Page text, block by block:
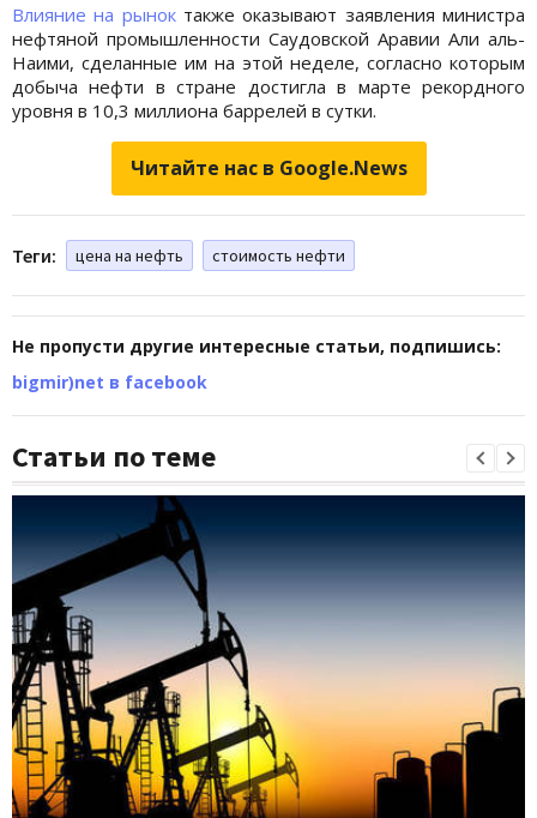
Влияние на рыноктакже оказывают заявления министра
нефтяной промышленности Саудовской Аравии Али аль-
Наими, сделанные им на этой неделе, согласно которым
добыча нефти в стране достигла в марте рекордного
уровня в 10,3 миллиона баррелей в сутки.
Читайте нас в Google.News
Теги: цена на нефть стоимость нефти
Не пропусти другие интересные статьи, подпишись:
bigmir)net в facebook
Статьи по теме